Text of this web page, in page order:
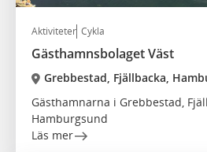
Aktiviteter Cykla
Gästhamnsbolaget Väst
Grebbestad, Fjällbacka,
Gästhamnarna i Grebbestad,
Hamburgsund
Läs mer